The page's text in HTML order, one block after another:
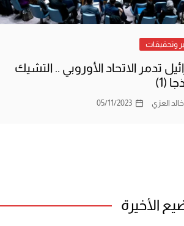
وتحقيقات
تدمر الاتحاد الأوروبي .. التشيك
(1)
العزي 05/11/2023
الأخيرة